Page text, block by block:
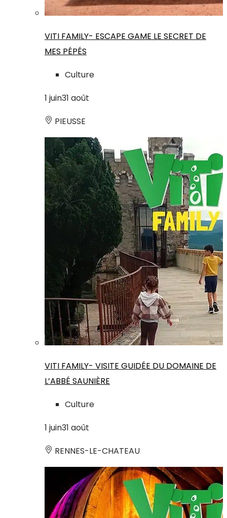
VITI FAMILY- ESCAPE GAME LE SECRET DE
MES PÉPÉS
Culture
1 juin31 août
PIEUSSE
VITI FAMILY- VISITE GUIDÉE DU DOMAINE DE
L’ABBÉ SAUNIÈRE
Culture
1 juin31 août
RENNES-LE-CHATEAU